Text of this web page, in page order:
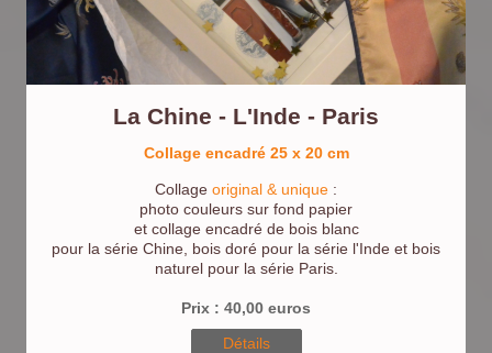
La Chine - L'Inde - Paris
Collage encadré 25 x 20 cm
Collage original & unique :
photo couleurs sur fond papier
et collage encadré de bois blanc
pour la série Chine, bois doré pour la série l'Inde et bois
naturel pour la série Paris.
Prix : 40,00 euros
Détails